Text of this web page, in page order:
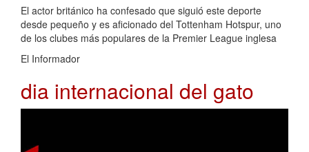
El actor británico ha confesado que siguió este deporte
desde pequeño y es aficionado del Tottenham Hotspur, uno
de los clubes más populares de la Premier League inglesa
El Informador
dia internacional del gato